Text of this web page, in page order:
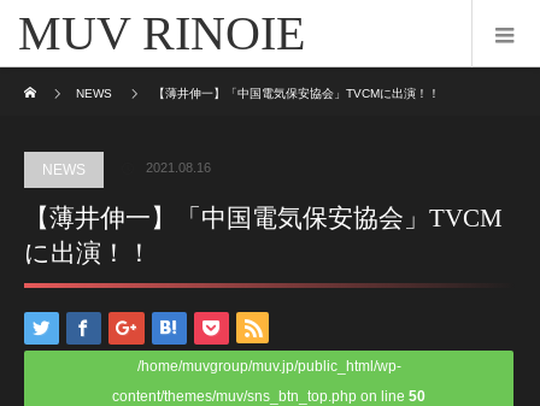
MUV RINOIE
NEWS
【薄井伸一】「中国電気保安協会」TVCMに出演！！
NEWS 2021.08.16
【薄井伸一】「中国電気保安協会」TVCM
に出演！！
/home/muvgroup/muv.jp/public_html/wp-
content/themes/muv/sns_btn_top.php on line 50